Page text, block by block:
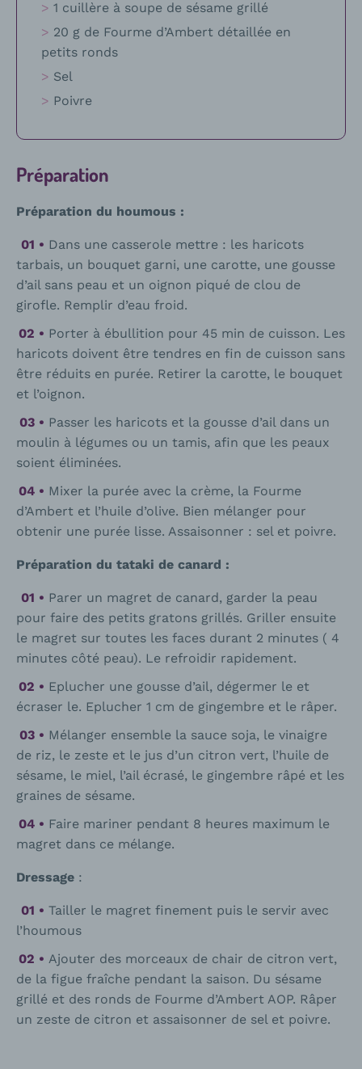
1 cuillère à soupe de sésame grillé
20 g de Fourme d’Ambert détaillée en
petits ronds
Sel
Poivre
Préparation
Préparation du houmous :
Dans une casserole mettre : les haricots
tarbais, un bouquet garni, une carotte, une gousse
d’ail sans peau et un oignon piqué de clou de
girofle. Remplir d’eau froid.
Porter à ébullition pour 45 min de cuisson. Les
haricots doivent être tendres en fin de cuisson sans
être réduits en purée. Retirer la carotte, le bouquet
et l’oignon.
Passer les haricots et la gousse d’ail dans un
moulin à légumes ou un tamis, afin que les peaux
soient éliminées.
Mixer la purée avec la crème, la Fourme
d’Ambert et l’huile d’olive. Bien mélanger pour
obtenir une purée lisse. Assaisonner : sel et poivre.
Préparation du tataki de canard :
Parer un magret de canard, garder la peau
pour faire des petits gratons grillés. Griller ensuite
le magret sur toutes les faces durant 2 minutes ( 4
minutes côté peau). Le refroidir rapidement.
Eplucher une gousse d’ail, dégermer le et
écraser le. Eplucher 1 cm de gingembre et le râper.
Mélanger ensemble la sauce soja, le vinaigre
de riz, le zeste et le jus d’un citron vert, l’huile de
sésame, le miel, l’ail écrasé, le gingembre râpé et les
graines de sésame.
Faire mariner pendant 8 heures maximum le
magret dans ce mélange.
Dressage :
Tailler le magret finement puis le servir avec
l’houmous
Ajouter des morceaux de chair de citron vert,
de la figue fraîche pendant la saison. Du sésame
grillé et des ronds de Fourme d’Ambert AOP. Râper
un zeste de citron et assaisonner de sel et poivre.